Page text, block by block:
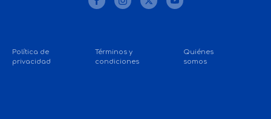
Política de
privacidad
Términos y
condiciones
Quiénes
somos